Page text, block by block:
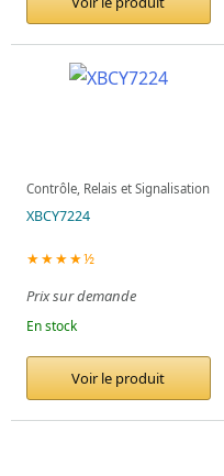
Contrôle, Relais et Signalisation
XBCY7224
★★★★½
Prix sur demande
En stock
Voir le produit